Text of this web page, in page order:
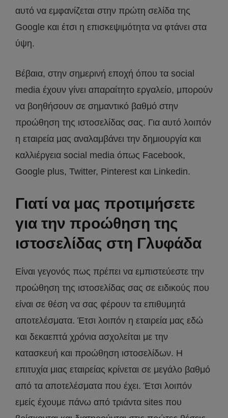
αυτό να εμφανίζεται στην πρώτη σελίδα της
Google και έτσι η επισκεψιμότητα να φτάνει στα
ύψη.
Βέβαια, στην σημερινή εποχή όπου τα social
media έχουν γίνει απαραίτητο εργαλείο, μπορούν
να βοηθήσουν σε σημαντικό βαθμό στην
προώθηση της ιστοσελίδας σας. Για αυτό λοιπόν
η εταιρεία μας αναλαμβάνει την δημιουργία και
καλλιέργεια social media όπως Facebook,
Google plus, Twitter, Pinterest και Linkedin.
Γιατί να μας προτιμήσετε
για την προώθηση της
ιστοσελίδας στη Γλυφάδα
Είναι γεγονός πως πρέπει να εμπιστεύεστε την
προώθηση της ιστοσελίδας σας σε ειδικούς που
είναι σε θέση να σας φέρουν τα επιθυμητά
αποτελέσματα. Έτσι λοιπόν η εταιρεία μας εδώ
και δεκαεπτά χρόνια ασχολείται με την
κατασκευή και προώθηση ιστοσελίδων. Η
επιτυχία μιας εταιρείας κρίνεται σε μεγάλο βαθμό
από τα αποτελέσματα που έχει. Έτσι λοιπόν
εμείς έχουμε πάνω από τριάντα sites που